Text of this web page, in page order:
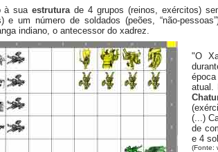
à suaestruturade 4 grupos (reinos, exércitos)
e um número de soldados (peões, “não-
indiano, o antecessor do xadrez.
"O
atual.
(...)
de
e 4
(Fonte: